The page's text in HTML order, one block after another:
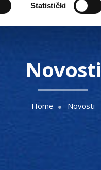
Statistički
Novosti
Home Novosti